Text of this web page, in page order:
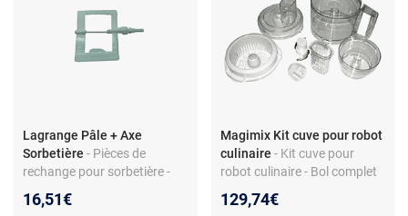
Lagrange Pâle + Axe
Sorbetière - Pièces de
rechange pour sorbetière -
16,51€
Magimix Kit cuve pour robot
culinaire - Kit cuve pour
robot culinaire - Bol complet
Compatible séries Cuisine
129,74€